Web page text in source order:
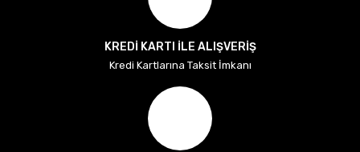
KREDİ KARTI İLE ALIŞVERİŞ
Kredi Kartlarına Taksit İmkanı